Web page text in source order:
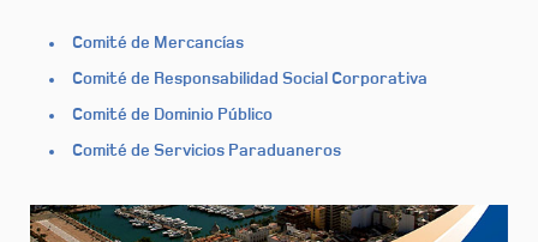
Comité de Mercancías
Comité de Responsabilidad Social Corporativa
Comité de Dominio Público
Comité de Servicios Paraduaneros